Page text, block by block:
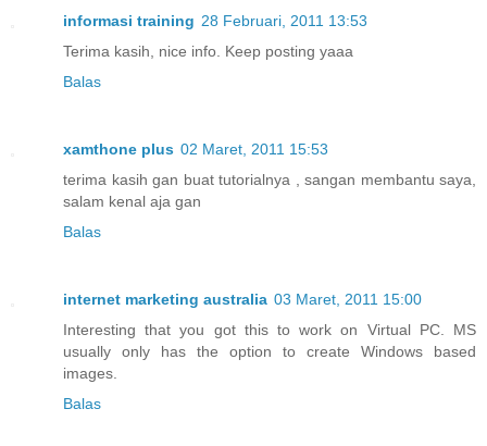
informasi training 28 Februari, 2011 13:53
Terima kasih, nice info. Keep posting yaaa
Balas
xamthone plus 02 Maret, 2011 15:53
terima kasih gan buat tutorialnya , sangan membantu saya,
salam kenal aja gan
Balas
internet marketing australia 03 Maret, 2011 15:00
Interesting that you got this to work on Virtual PC. MS
usually only has the option to create Windows based
images.
Balas